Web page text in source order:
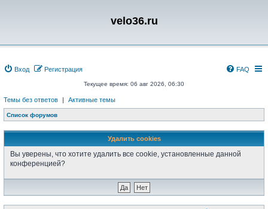
velo36.ru
Вход Регистрация FAQ
Текущее время: 06 авг 2026, 06:30
Темы без ответов | Активные темы
Список форумов
Удалить cookies
Вы уверены, что хотите удалить все cookie, установленные данной
конференцией?